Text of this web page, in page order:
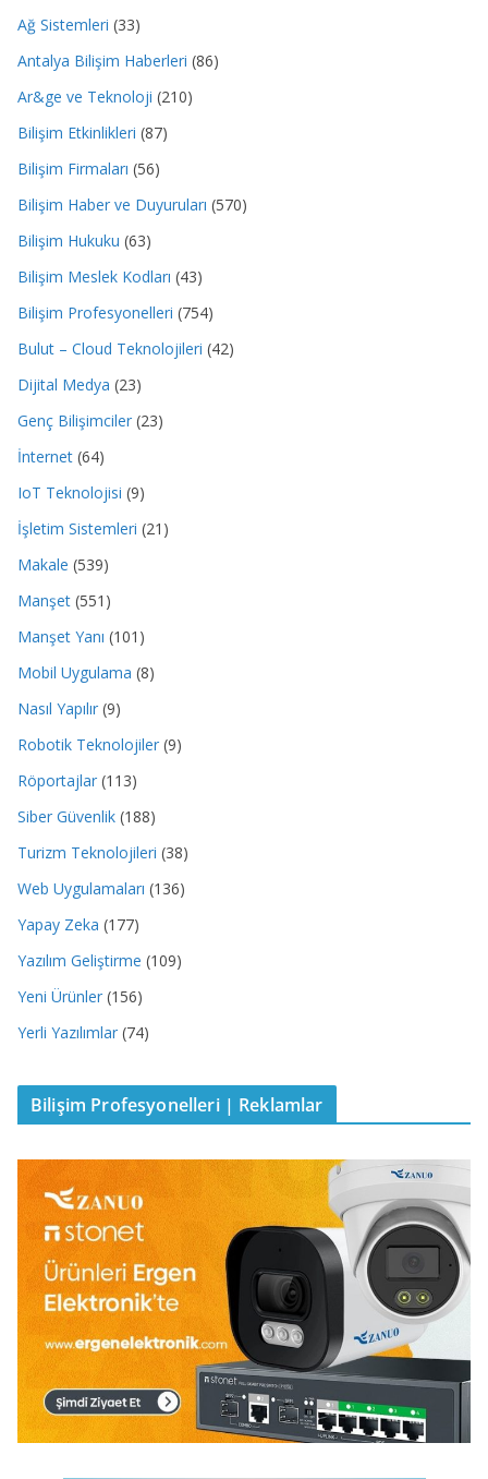
Ağ Sistemleri (33)
Antalya Bilişim Haberleri (86)
Ar&ge ve Teknoloji (210)
Bilişim Etkinlikleri (87)
Bilişim Firmaları (56)
Bilişim Haber ve Duyuruları (570)
Bilişim Hukuku (63)
Bilişim Meslek Kodları (43)
Bilişim Profesyonelleri (754)
Bulut – Cloud Teknolojileri (42)
Dijital Medya (23)
Genç Bilişimciler (23)
İnternet (64)
IoT Teknolojisi (9)
İşletim Sistemleri (21)
Makale (539)
Manşet (551)
Manşet Yanı (101)
Mobil Uygulama (8)
Nasıl Yapılır (9)
Robotik Teknolojiler (9)
Röportajlar (113)
Siber Güvenlik (188)
Turizm Teknolojileri (38)
Web Uygulamaları (136)
Yapay Zeka (177)
Yazılım Geliştirme (109)
Yeni Ürünler (156)
Yerli Yazılımlar (74)
Bilişim Profesyonelleri | Reklamlar